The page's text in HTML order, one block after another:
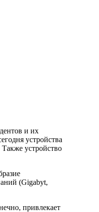
и их
устройства
устройство
(Gigabyt,
привлекает